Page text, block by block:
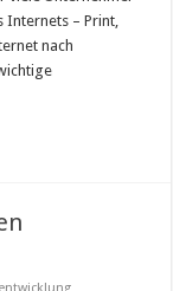
Internets – Print,
nach